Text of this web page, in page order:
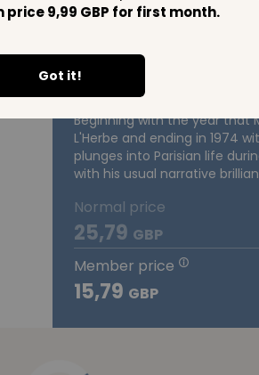
price 9,99 GBP for first month.
Got it!Judgement
Beginning with the year that
L'Herbe and ending in 1974
plunges into Parisian life
with his usual narrative
Normal price
25,79 GBP
Member price
15,79 GBP